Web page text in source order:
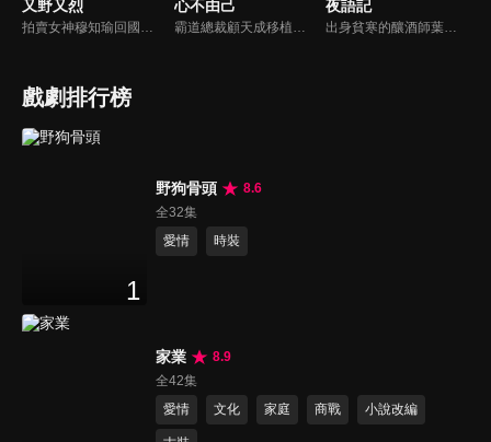
又野又烈
拍賣女神穆知瑜回國與繼母奪產，與神祕保鏢沈既白協議訂婚。兩人意外揭開身世翻轉：沈為穆家真繼承人，穆則是被換掉的孤女。面對繼母的偽畫陰謀與綁架，兩人智計合盟，沈更以神祕畫師身份深情守護。最終惡人伏法，兩人在反轉與博弈中假戲真做，攜手守護正義與真愛。
心不由己
霸道總裁顧天成移植心臟後竟然愛上了職場對頭秘書林嘉琪，兩人逐漸在工作生活中意識到對方的心意，朝著共同的目標並肩作戰。
夜語記
出身貧寒的釀酒師葉小唯遭遇愛人程桉、恩師林晚媚的雙重背叛。她從恨意中涅槃重生，借私生女桑落的身份入住程家。步步為營，周旋在各懷心思的豪門眾人間，引獵物上鉤的故事。
戲劇排行榜
1
野狗骨頭
8.6
全32集
愛情
時裝
家業
8.9
全42集
愛情
文化 家庭 商戰 小說改編